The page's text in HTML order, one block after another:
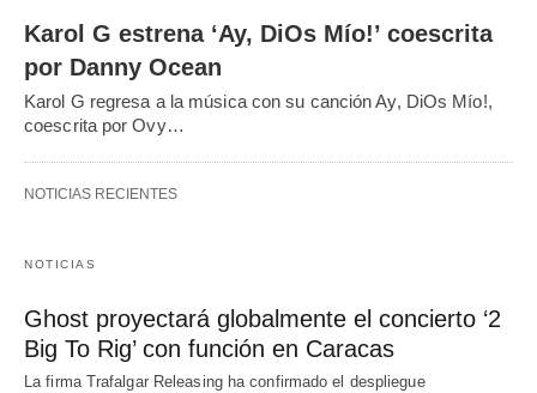
Karol G estrena ‘Ay, DiOs Mío!’ coescrita
por Danny Ocean
Karol G regresa a la música con su canción Ay, DiOs Mío!,
coescrita por Ovy…
NOTICIAS RECIENTES
NOTICIAS
Ghost proyectará globalmente el concierto ‘2
Big To Rig’ con función en Caracas
La firma Trafalgar Releasing ha confirmado el despliegue